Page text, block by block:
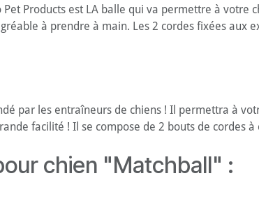
Products est LA balle qui va permettre à votre
à prendre à main. Les 2 cordes fixées
par les entraîneurs de chiens ! Il permettra à
facilité ! Il se compose de 2 bouts de cordes
chien "Matchball" :